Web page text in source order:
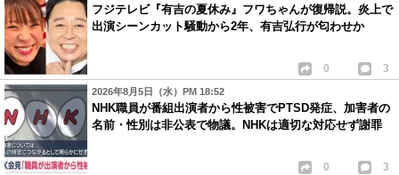
フジテレビ『有吉の夏休み』フワちゃんが復帰説。炎上で
出演シーンカット騒動から2年、有吉弘行が匂わせか
0 3
2026年8月5日（水）PM 18:52
NHK職員が番組出演者から性被害でPTSD発症、加害者の
名前・性別は非公表で物議。NHKは適切な対応せず謝罪
0 3